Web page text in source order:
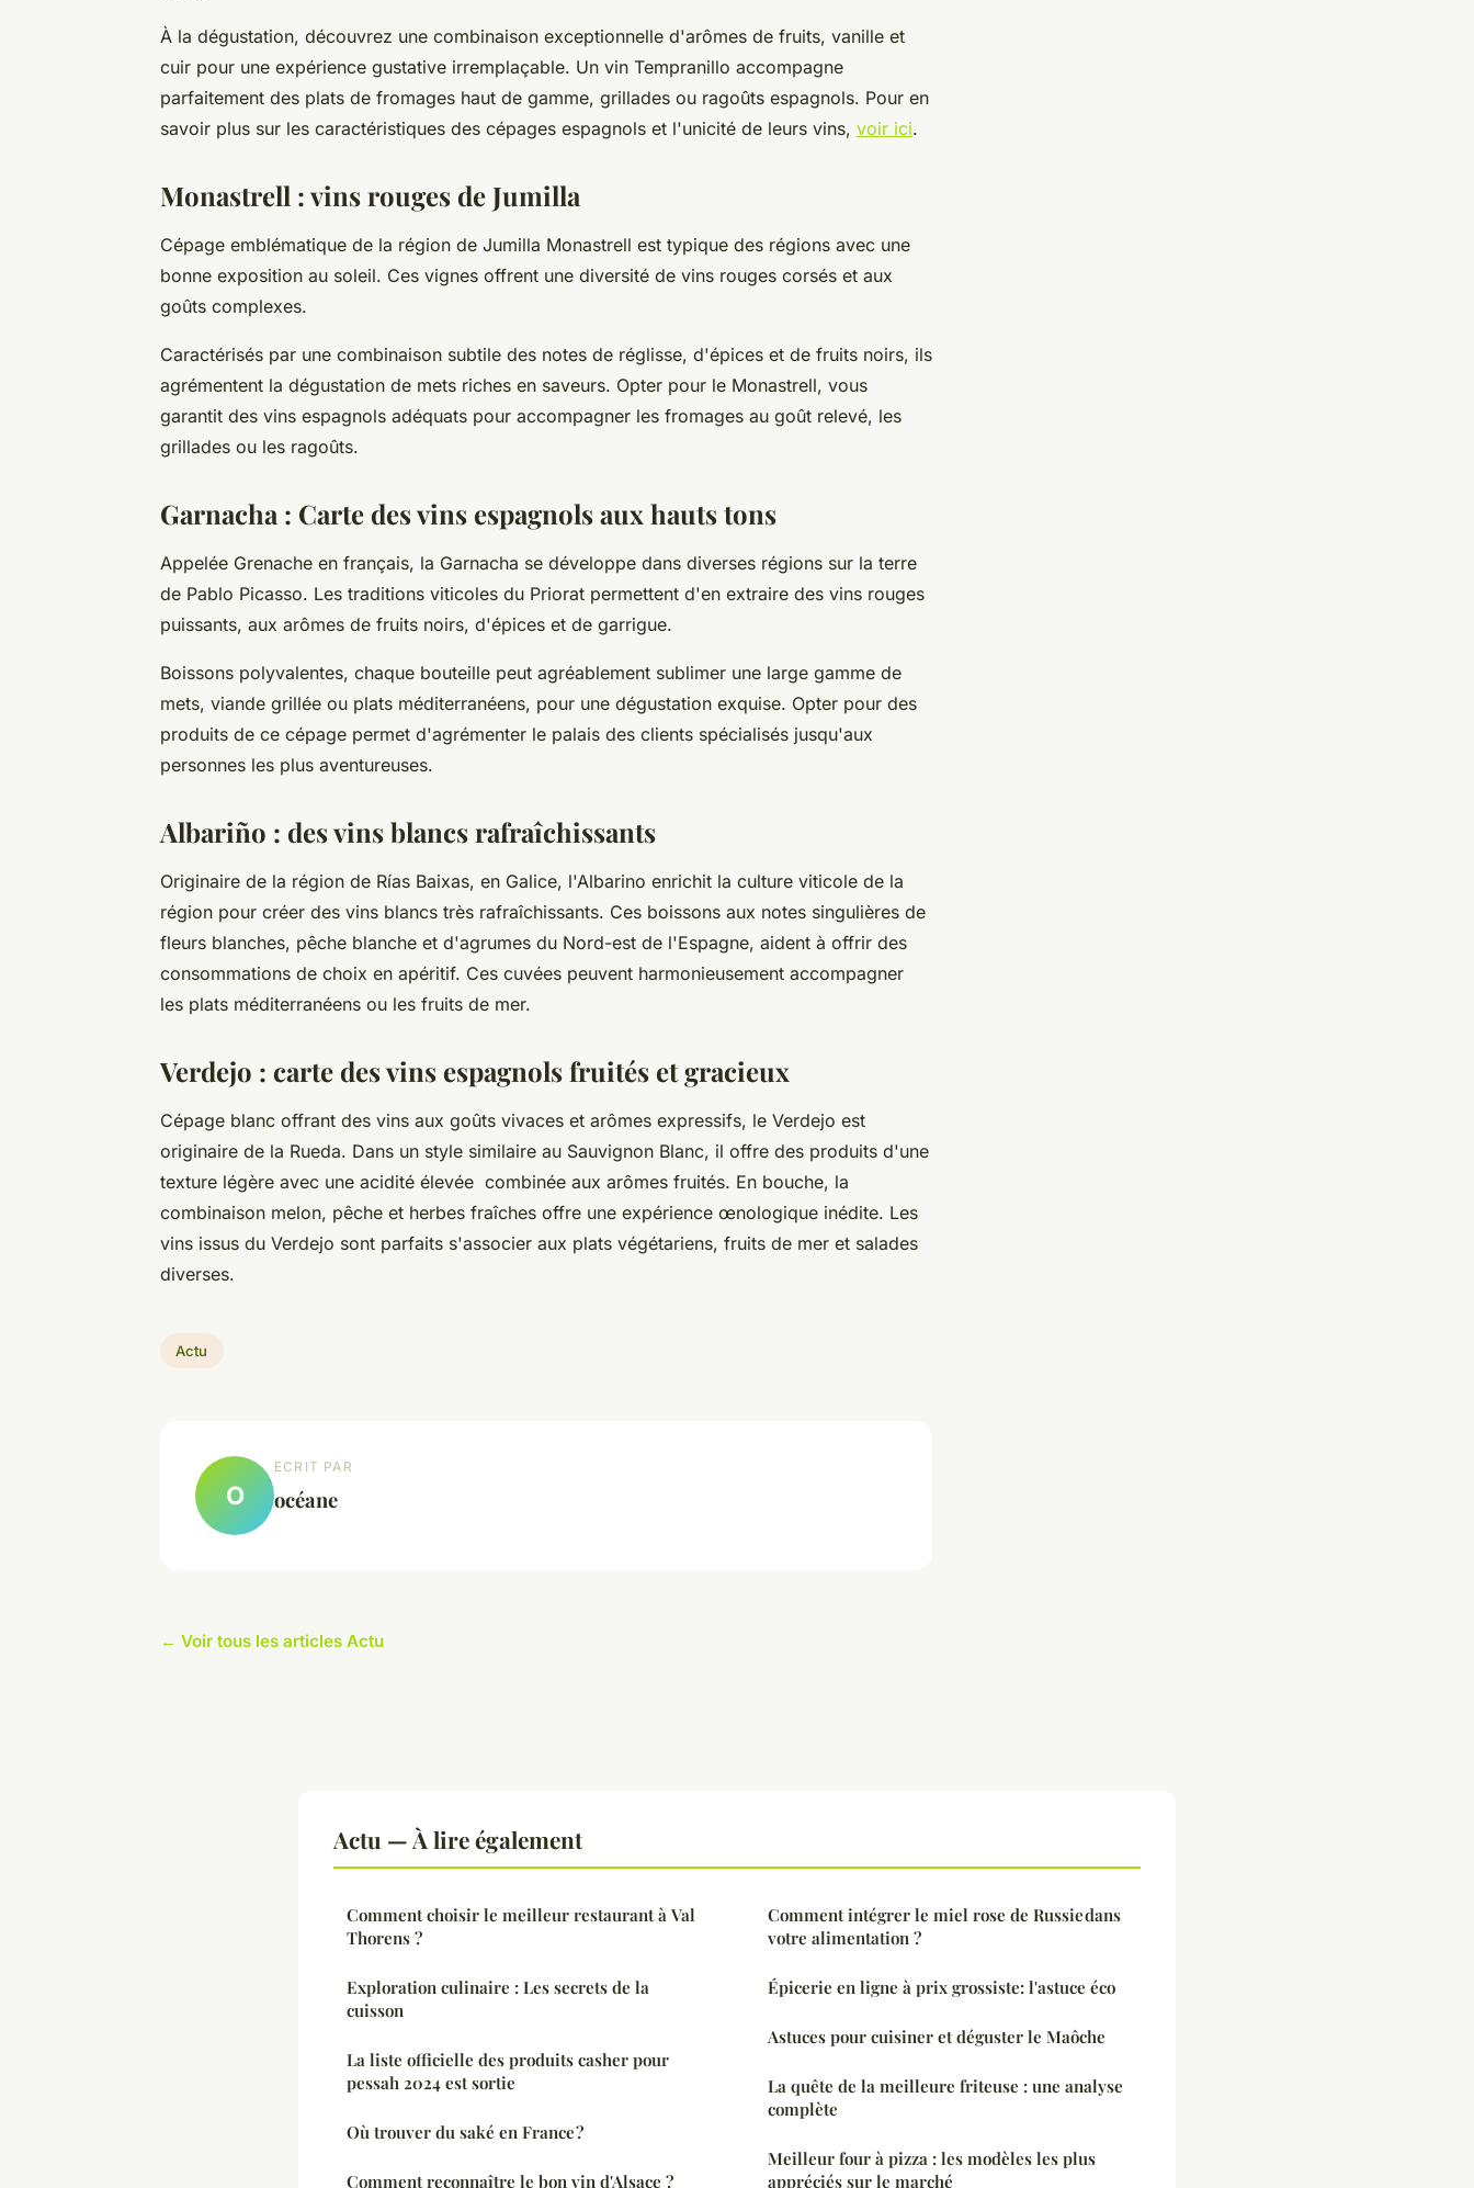
À la dégustation, découvrez une combinaison exceptionnelle d'arômes de fruits, vanille et
cuir pour une expérience gustative irremplaçable. Un vin Tempranillo accompagne
parfaitement des plats de fromages haut de gamme, grillades ou ragoûts espagnols. Pour en
savoir plus sur les caractéristiques des cépages espagnols et l'unicité de leurs vins, voir ici.
Monastrell : vins rouges de Jumilla
Cépage emblématique de la région de Jumilla Monastrell est typique des régions avec une
bonne exposition au soleil. Ces vignes offrent une diversité de vins rouges corsés et aux
goûts complexes.
Caractérisés par une combinaison subtile des notes de réglisse, d'épices et de fruits noirs, ils
agrémentent la dégustation de mets riches en saveurs. Opter pour le Monastrell, vous
garantit des vins espagnols adéquats pour accompagner les fromages au goût relevé, les
grillades ou les ragoûts.
Garnacha : Carte des vins espagnols aux hauts tons
Appelée Grenache en français, la Garnacha se développe dans diverses régions sur la terre
de Pablo Picasso. Les traditions viticoles du Priorat permettent d'en extraire des vins rouges
puissants, aux arômes de fruits noirs, d'épices et de garrigue.
Boissons polyvalentes, chaque bouteille peut agréablement sublimer une large gamme de
mets, viande grillée ou plats méditerranéens, pour une dégustation exquise. Opter pour des
produits de ce cépage permet d'agrémenter le palais des clients spécialisés jusqu'aux
personnes les plus aventureuses.
Albariño : des vins blancs rafraîchissants
Originaire de la région de Rías Baixas, en Galice, l'Albarino enrichit la culture viticole de la
région pour créer des vins blancs très rafraîchissants. Ces boissons aux notes singulières de
fleurs blanches, pêche blanche et d'agrumes du Nord-est de l'Espagne, aident à offrir des
consommations de choix en apéritif. Ces cuvées peuvent harmonieusement accompagner
les plats méditerranéens ou les fruits de mer.
Verdejo : carte des vins espagnols fruités et gracieux
Cépage blanc offrant des vins aux goûts vivaces et arômes expressifs, le Verdejo est
originaire de la Rueda. Dans un style similaire au Sauvignon Blanc, il offre des produits d'une
texture légère avec une acidité élevée combinée aux arômes fruités. En bouche, la
combinaison melon, pêche et herbes fraîches offre une expérience œnologique inédite. Les
vins issus du Verdejo sont parfaits s'associer aux plats végétariens, fruits de mer et salades
diverses.
Actu
O
ECRIT PAR
océane
← Voir tous les articles Actu
Actu — À lire également
Comment choisir le meilleur restaurant à Val
Thorens ?
Exploration culinaire : Les secrets de la
cuisson
La liste officielle des produits casher pour
pessah 2024 est sortie
Où trouver du saké en France ?
Comment reconnaître le bon vin d'Alsace ?
Comment intégrer le miel rose de Russie dans
votre alimentation ?
Épicerie en ligne à prix grossiste: l'astuce éco
Astuces pour cuisiner et déguster le Maôche
La quête de la meilleure friteuse : une analyse
complète
Meilleur four à pizza : les modèles les plus
appréciés sur le marché